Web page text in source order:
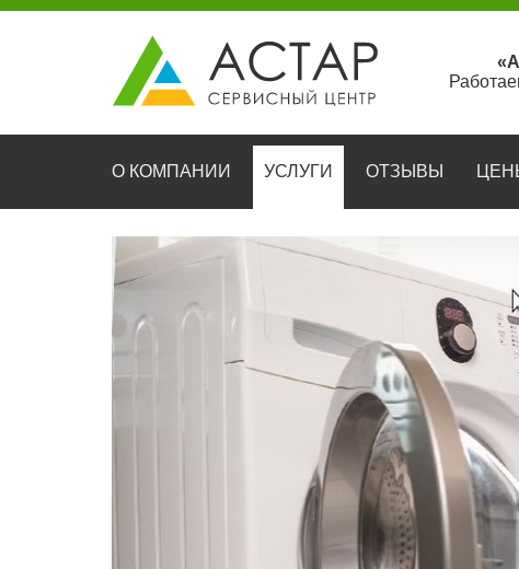
О КОМПАНИИ УСЛУГИ ОТЗЫВЫ